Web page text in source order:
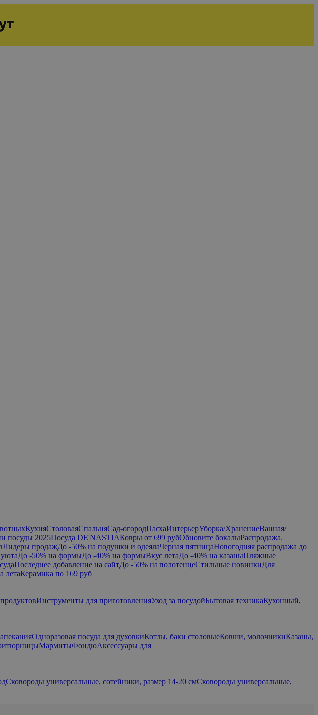
КухняСтоловаяСпальняСад-огородПасхаИнтерьерУборка/ХранениеВанная/
посуды 2025Посуда DE'NASTIAКовры от 699 рубОбновите бокалыРаспродажа.
Лидеры продажДо -50% на подушки и одеялаЧерная пятницаНовогодняя распродажа до
До -50% на формыДо -40% на формыВкус летаДо -40% на казаныПляжные
Последнее добавление на сайтДо -50% на полотенцеСтильные новинкиДля
летаКерамика по 169 руб
Инструменты для приготовленияУход за посудойБытовая техникаКухонный,
Одноразовая посуда для духовкиКотлы, баки столовыеКовши, молочникиКазаны,
МармитыФондюАксессуары для
Сковороды универсальные, сотейники, размер 14-20 смСковороды универсальные,